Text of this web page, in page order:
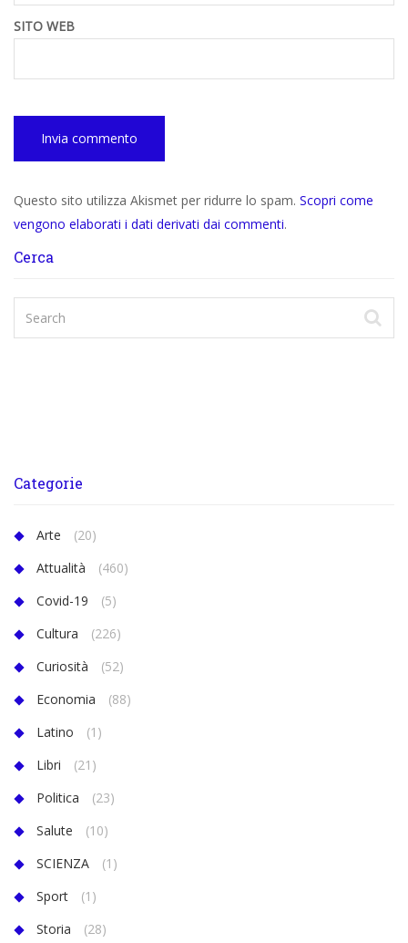
SITO WEB
Questo sito utilizza Akismet per ridurre lo spam. Scopri come
vengono elaborati i dati derivati dai commenti.
Cerca
Categorie
Arte
(20)
Attualità
(460)
Covid-19
(5)
Cultura
(226)
Curiosità
(52)
Economia
(88)
Latino
(1)
Libri
(21)
Politica
(23)
Salute
(10)
SCIENZA
(1)
Sport
(1)
Storia
(28)